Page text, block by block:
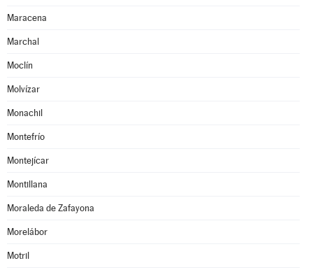
Maracena
Marchal
Moclín
Molvízar
Monachil
Montefrío
Montejícar
Montillana
Moraleda de Zafayona
Morelábor
Motril